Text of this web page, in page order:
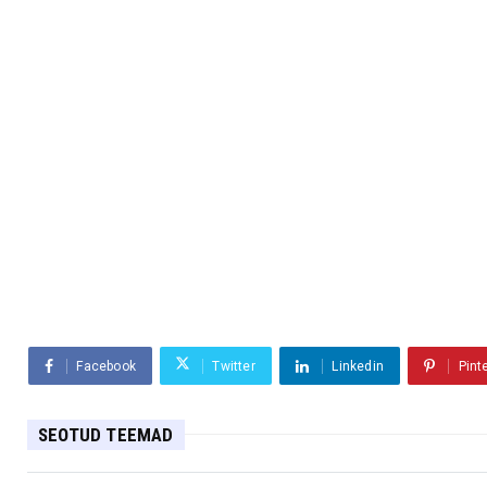
Facebook Twitter Linkedin
SEOTUD TEEMAD